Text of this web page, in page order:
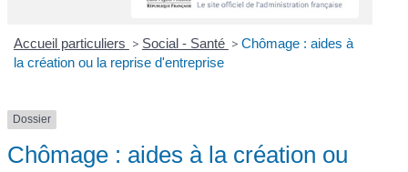
Accueil particuliers > Social - Santé > Chômage : aides à
la création ou la reprise d'entreprise
Dossier
Chômage : aides à la création ou